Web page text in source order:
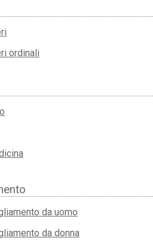
ordinali
da uomo
da donna